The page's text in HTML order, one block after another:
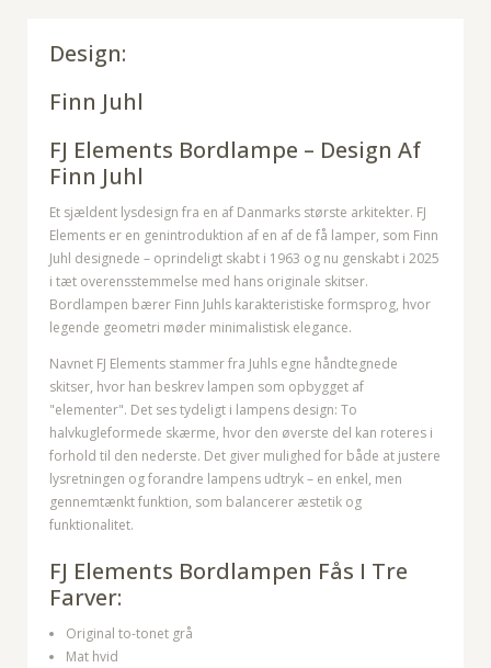
Design:
Finn Juhl
FJ Elements Bordlampe – Design Af
Finn Juhl
Et sjældent lysdesign fra en af Danmarks største arkitekter. FJ
Elements er en genintroduktion af en af de få lamper, som Finn
Juhl designede – oprindeligt skabt i 1963 og nu genskabt i 2025
i tæt overensstemmelse med hans originale skitser.
Bordlampen bærer Finn Juhls karakteristiske formsprog, hvor
legende geometri møder minimalistisk elegance.
Navnet FJ Elements stammer fra Juhls egne håndtegnede
skitser, hvor han beskrev lampen som opbygget af
"elementer". Det ses tydeligt i lampens design: To
halvkugleformede skærme, hvor den øverste del kan roteres i
forhold til den nederste. Det giver mulighed for både at justere
lysretningen og forandre lampens udtryk – en enkel, men
gennemtænkt funktion, som balancerer æstetik og
funktionalitet.
FJ Elements Bordlampen Fås I Tre
Farver:
Original to-tonet grå
Mat hvid